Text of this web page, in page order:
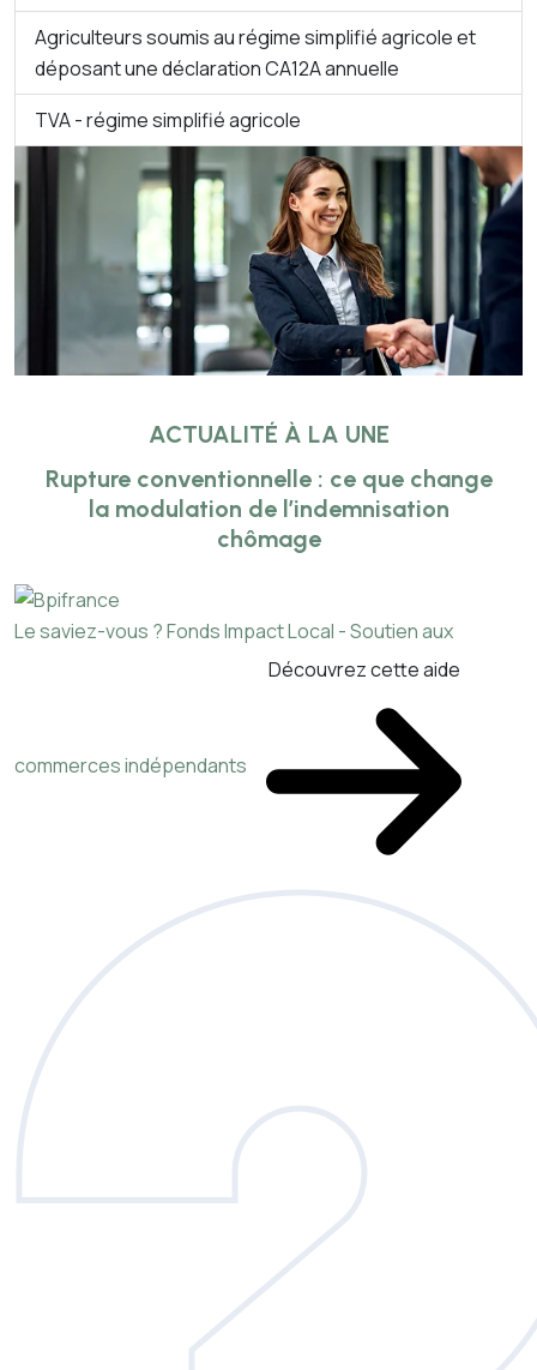
Agriculteurs soumis au régime simplifié agricole et
déposant une déclaration CA12A annuelle
TVA - régime simplifié agricole
ACTUALITÉ À LA UNE
Rupture conventionnelle : ce que change
la modulation de l’indemnisation
chômage
Le saviez-vous ?Fonds Impact Local - Soutien aux
commerces indépendants
Découvrez cette aide